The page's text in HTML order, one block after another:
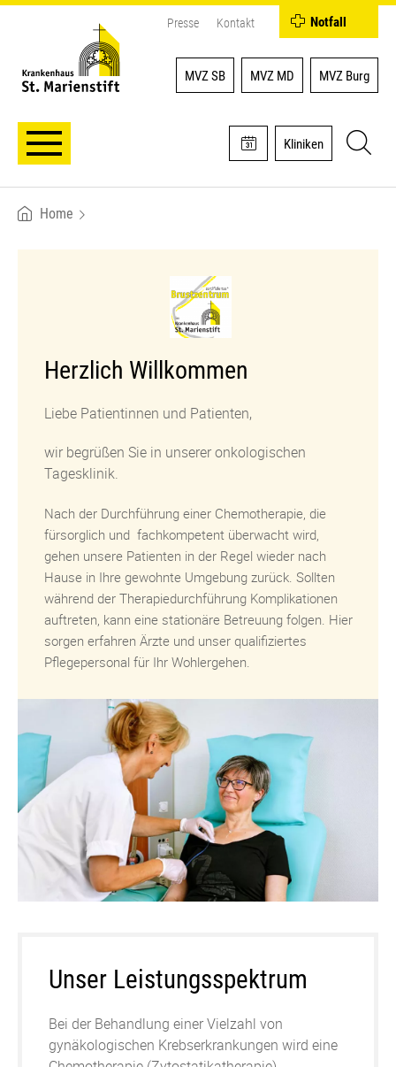
Presse Kontakt
Kliniken
MVZ SB MVZ MD MVZ Burg
Notfall
Breadcrumb
Home
Herzlich Willkommen
Liebe Patientinnen und Patienten,
wir begrüßen Sie in unserer onkologischen
Tagesklinik.
Nach der Durchführung einer Chemotherapie, die
fürsorglich und fachkompetent überwacht wird,
gehen unsere Patienten in der Regel wieder nach
Hause in Ihre gewohnte Umgebung zurück. Sollten
während der Therapiedurchführung Komplikationen
auftreten, kann eine stationäre Betreuung folgen . Hier
sorgen erfahren Ärzte und unser qualifiziertes
Pflegepersonal für Ihr Wohlergehen.
Unser Leistungsspektrum
Bei der Behandlung einer Vielzahl von
gynäkologischen Krebserkrankungen wird eine